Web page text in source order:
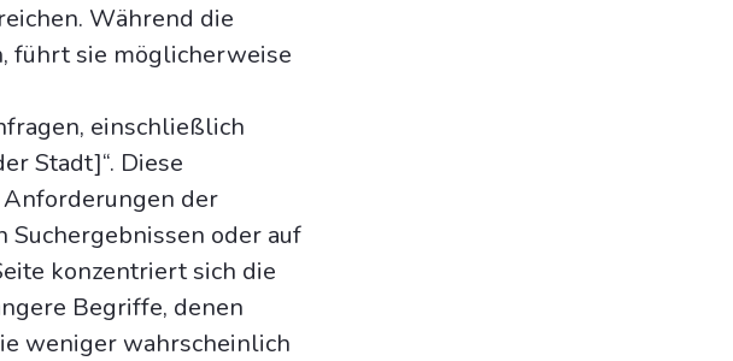
Während die
führt sie möglicherweise
einschließlich
Stadt]“. Diese
der
Suchergebnissen oder auf
konzentriert sich die
Begriffe, denen
weniger wahrscheinlich